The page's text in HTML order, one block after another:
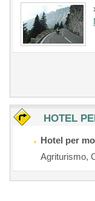
HOTEL
Hotel per
Agriturismo,